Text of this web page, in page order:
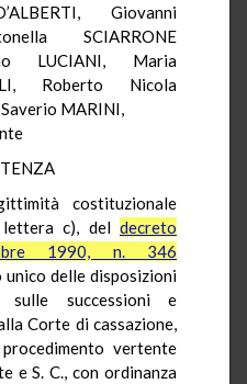
Giovanni
SCIARRONE
LUCIANI, Maria
Roberto Nicola
MARINI,
costituzionale
lettera c), del decreto
1990, n. 346
delle disposizioni
sulle successioni e
Corte di cassazione,
vertente
e S. C., con ordinanza